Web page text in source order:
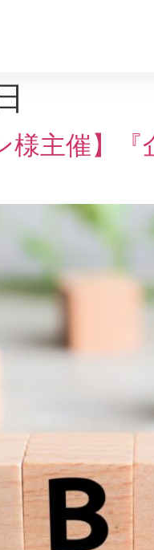
様主催】